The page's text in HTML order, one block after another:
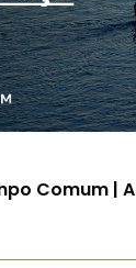
Comum | A